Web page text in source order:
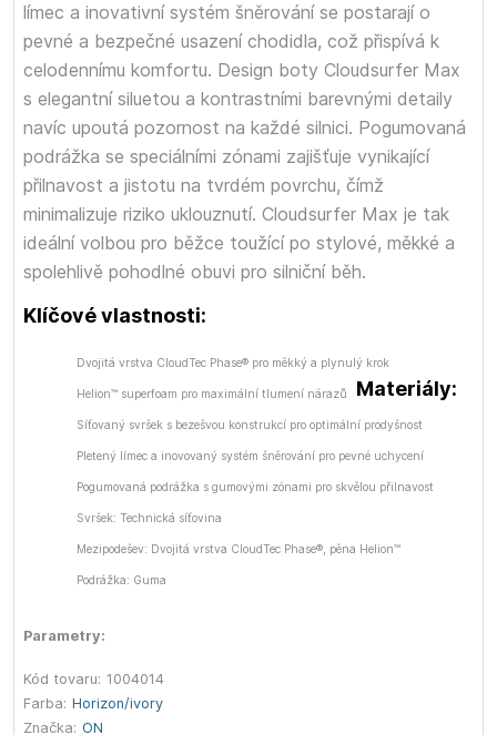
límec a inovativní systém šněrování se postarají o
pevné a bezpečné usazení chodidla, což přispívá k
celodennímu komfortu. Design boty Cloudsurfer Max
s elegantní siluetou a kontrastními barevnými detaily
navíc upoutá pozornost na každé silnici. Pogumovaná
podrážka se speciálními zónami zajišťuje vynikající
přilnavost a jistotu na tvrdém povrchu, čímž
minimalizuje riziko uklouznutí. Cloudsurfer Max je tak
ideální volbou pro běžce toužící po stylové, měkké a
spolehlivě pohodlné obuvi pro silniční běh.
Klíčové vlastnosti:
Dvojitá vrstva CloudTec Phase® pro měkký a plynulý krok
Helion™ superfoam pro maximální tlumení nárazů
Síťovaný svršek s bezešvou konstrukcí pro optimální prodyšnost
Pletený límec a inovovaný systém šněrování pro pevné uchycení
Pogumovaná podrážka s gumovými zónami pro skvělou přilnavost
Materiály:
Svršek: Technická síťovina
Mezipodešev: Dvojitá vrstva CloudTec Phase®, pěna Helion™
Podrážka: Guma
Parametry:
Kód tovaru: 1004014
Farba: Horizon/ivory
Značka: ON